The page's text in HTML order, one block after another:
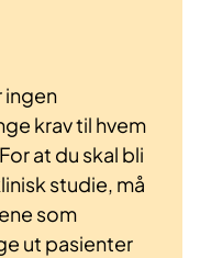
ingen
krav til hvem
at du skal bli
studie, må
som
ut pasienter